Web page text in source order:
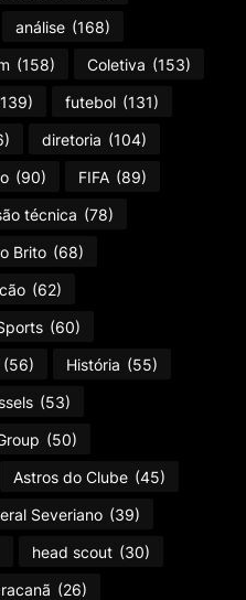
análise (168)
(158) Coletiva (153)
futebol (131)
diretoria (104)
(90) FIFA (89)
técnica (78)
Brito (68)
(62)
(60)
(56) História (55)
(53)
(50)
Astros do Clube (45)
Severiano (39)
head scout (30)
(26)